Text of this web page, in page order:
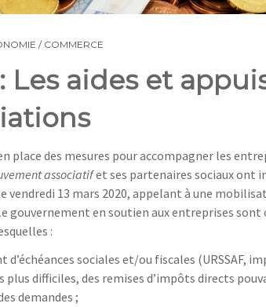
/ COMMERCE
: Les aides et
place des mesures pour accompagner les
associatifet ses partenaires sociaux ont
vendredi 13 mars 2020, appelant à une
gouvernement en soutien aux entreprises
:
d’échéances sociales et/ou fiscales (URSSAF,
difficiles, des remises d’impôts directs
demandes ;